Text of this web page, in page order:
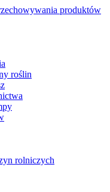
produktów
roślin
rolniczych